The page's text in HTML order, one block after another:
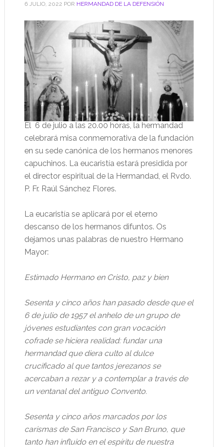
6 JULIO, 2022 POR HERMANDAD DE LA DEFENSIÓN
El 6 de julio a las 20.00 horas, la hermandad
celebrará misa conmemorativa de la fundación
en su sede canónica de los hermanos menores
capuchinos. La eucaristía estará presidida por
el director espiritual de la Hermandad, el Rvdo.
P. Fr. Raúl Sánchez Flores.
La eucaristía se aplicará por el eterno
descanso de los hermanos difuntos. Os
dejamos unas palabras de nuestro Hermano
Mayor:
Estimado Hermano en Cristo, paz y bien
Sesenta y cinco años han pasado desde que el
6 de julio de 1957 el anhelo de un grupo de
jóvenes estudiantes con gran vocación
cofrade se hiciera realidad: fundar una
hermandad que diera culto al dulce
crucificado al que tantos jerezanos se
acercaban a rezar y a contemplar a través de
un ventanal del antiguo Convento.
Sesenta y cinco años marcados por los
carismas de San Francisco y San Bruno, que
tanto han influido en el espíritu de nuestra